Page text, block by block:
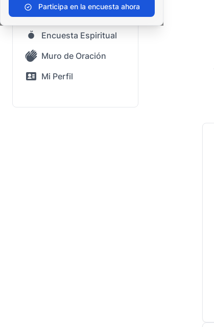
Participa en la encuesta ahora
Biblia Sagrada
Encuesta Espiritual
Muro de Oración
Mi Perfil